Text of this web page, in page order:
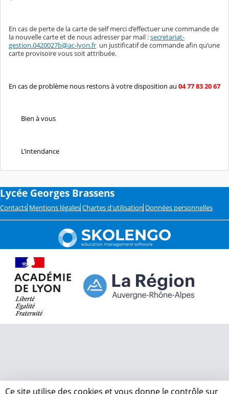
En cas de perte de la carte de self merci d’effectuer une commande de
la nouvelle carte et de nous adresser par mail :secretariat-
gestion.0420027b@ac-lyon.fr un justificatif de commande afin qu’une
carte provisoire vous soit attribuée.
En cas de problème nous restons à votre disposition au 04 77 83 20 67
Bien à vous
L’intendance
Lycée Georges Brassens
Contacts Mentions légales Chartes d'utilisation Données personnelles
Ce site utilise des cookies et vous donne le contrôle sur